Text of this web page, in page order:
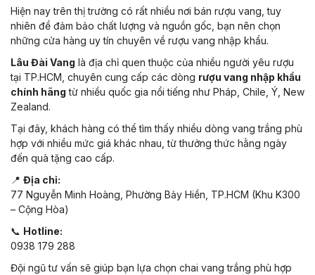
Hiện nay trên thị trường có rất nhiều nơi bán rượu vang, tuy
nhiên để đảm bảo chất lượng và nguồn gốc, bạn nên chọn
những cửa hàng uy tín chuyên về rượu vang nhập khẩu.
Lâu Đài Vang là địa chỉ quen thuộc của nhiều người yêu rượu
tại TP.HCM, chuyên cung cấp các dòng rượu vang nhập khẩu
chính hãng từ nhiều quốc gia nổi tiếng như Pháp, Chile, Ý, New
Zealand.
Tại đây, khách hàng có thể tìm thấy nhiều dòng vang trắng phù
hợp với nhiều mức giá khác nhau, từ thưởng thức hằng ngày
đến quà tặng cao cấp.
📍 Địa chỉ:
77 Nguyễn Minh Hoàng, Phường Bảy Hiền, TP.HCM (Khu K300
– Cộng Hòa)
📞 Hotline:
0938 179 288
Đội ngũ tư vấn sẽ giúp bạn lựa chọn chai vang trắng phù hợp